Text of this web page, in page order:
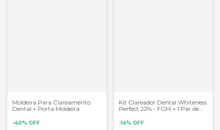
Moldeira Para Clareamento
Dental + Porta Moldeira
-40% OFF
Kit Clareador Dental Whiteness
Perfect 22% - FGM + 1 Par de
-14% OFF